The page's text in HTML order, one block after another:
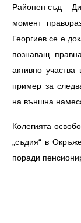
Районен съд –
момент
Георгиев се е
познаващ
активно
пример за
на външна
Колегията
„съдия“ в
поради